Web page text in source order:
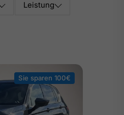
Leistung
Sie sparen 100€